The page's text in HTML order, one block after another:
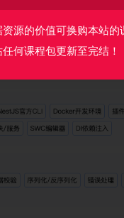
资源的价值可换购本站的
任何课程包更新至完结！